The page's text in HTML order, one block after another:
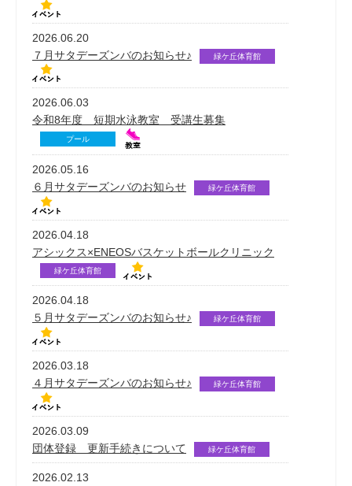
2026.06.20
７月サタデーズンバのお知らせ♪
緑ケ丘体育館
2026.06.03
令和8年度 短期水泳教室 受講生募集
プール
2026.05.16
６月サタデーズンバのお知らせ
緑ケ丘体育館
2026.04.18
アシックス×ENEOSバスケットボールクリニック
緑ケ丘体育館
2026.04.18
５月サタデーズンバのお知らせ♪
緑ケ丘体育館
2026.03.18
４月サタデーズンバのお知らせ♪
緑ケ丘体育館
2026.03.09
団体登録 更新手続きについて
緑ケ丘体育館
2026.02.13